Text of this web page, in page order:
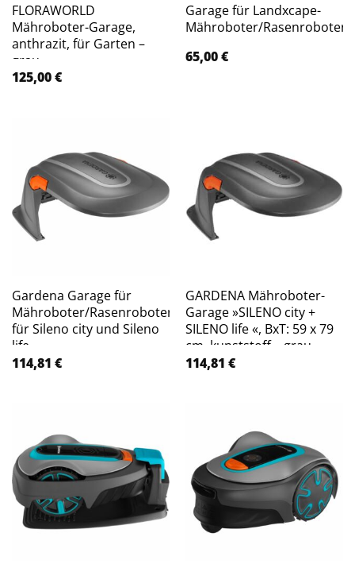
FLORAWORLD
Mähroboter-Garage,
anthrazit, für Garten –
grau
125,00€
Garage für Landxcape-
Mähroboter/Rasenroboter
65,00€
Gardena Garage für
Mähroboter/Rasenroboter
für Sileno city und Sileno
life
114,81 €
GARDENA Mähroboter-
Garage »SILENO city +
SILENO life «, BxT: 59 x 79
cm, kunststoff – grau
114,81 €